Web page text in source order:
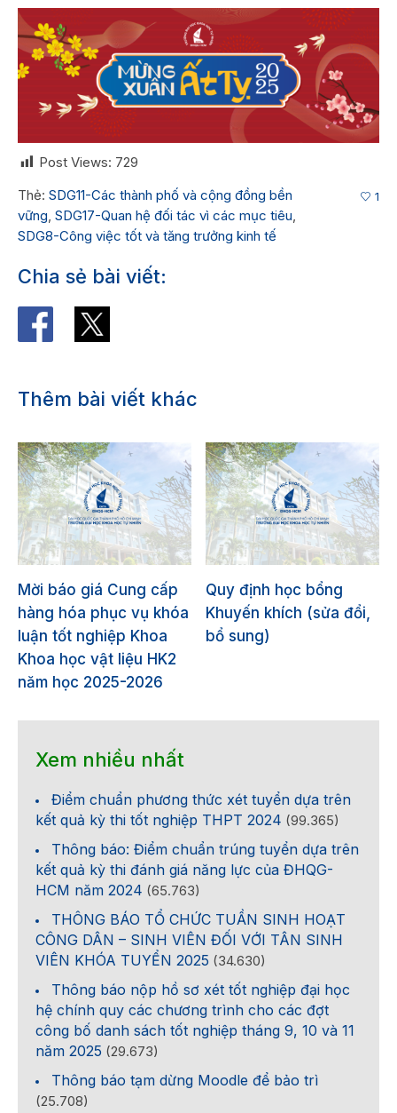
Post Views: 729
Thẻ: SDG11-Các thành phố và cộng đồng bền
vững, SDG17-Quan hệ đối tác vì các mục tiêu,
SDG8-Công việc tốt và tăng trưởng kinh tế
1
Chia sẻ bài viết:
Thêm bài viết khác
Mời báo giá Cung cấp
hàng hóa phục vụ khóa
luận tốt nghiệp Khoa
Khoa học vật liệu HK2
năm học 2025-2026
Quy định học bổng
Khuyến khích (sửa đổi,
bổ sung)
Xem nhiều nhất
Điểm chuẩn phương thức xét tuyển dựa trên
kết quả kỳ thi tốt nghiệp THPT 2024 (99.365)
Thông báo: Điểm chuẩn trúng tuyển dựa trên
kết quả kỳ thi đánh giá năng lực của ĐHQG-
HCM năm 2024 (65.763)
THÔNG BÁO TỔ CHỨC TUẦN SINH HOẠT
CÔNG DÂN – SINH VIÊN ĐỐI VỚI TÂN SINH
VIÊN KHÓA TUYỂN 2025 (34.630)
Thông báo nộp hồ sơ xét tốt nghiệp đại học
hệ chính quy các chương trình cho các đợt
công bố danh sách tốt nghiệp tháng 9, 10 và 11
năm 2025 (29.673)
Thông báo tạm dừng Moodle để bảo trì
(25.708)